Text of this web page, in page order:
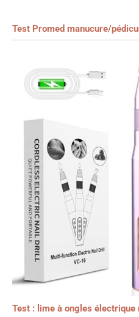
Test Promed manucure/
Test : lime à ongles